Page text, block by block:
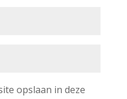
opslaan in deze